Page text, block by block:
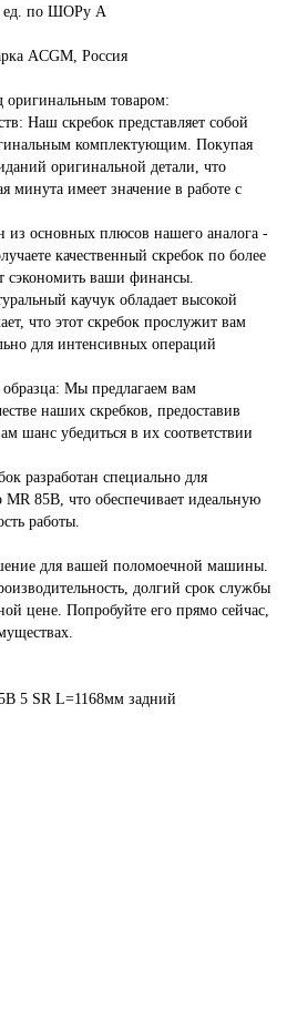
ед. по ШОРу А
ACGM, Россия
оригинальным товаром:
Наш скребок представляет собой
комплектующим. Покупая
оригинальной детали, что
минута имеет значение в работе с
основных плюсов нашего аналога -
качественный скребок по более
сэкономить ваши финансы.
каучук обладает высокой
что этот скребок прослужит вам
для интенсивных операций
Мы предлагаем вам
наших скребков, предоставив
шанс убедиться в их соответствии
разработан специально для
85B, что обеспечивает идеальную
работы.
для вашей поломоечной машины.
долгий срок службы
цене. Попробуйте его прямо сейчас,
5 SR L=1168мм задний